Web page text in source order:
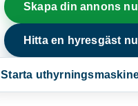
Skapa din annons nu
Hitta en hyresgäst nu
Starta